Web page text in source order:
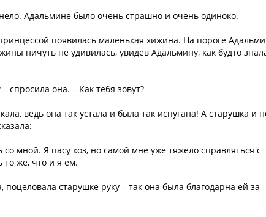
Адальмине было очень страшно и очень одиноко.
появилась маленькая хижина. На пороге
ничуть не удивилась, увидев Адальмину, как будто
спросила она. – Как тебя зовут?
ведь она так устала и была так испугана! А старушка и
мной. Я пасу коз, но самой мне уже тяжело справляться с
же, что и я ем.
старушке руку – так она была благодарна ей за